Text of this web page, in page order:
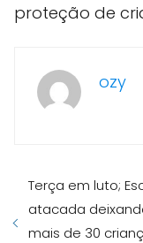
proteção de
ozy
Terça em luto;
atacada
mais de 30